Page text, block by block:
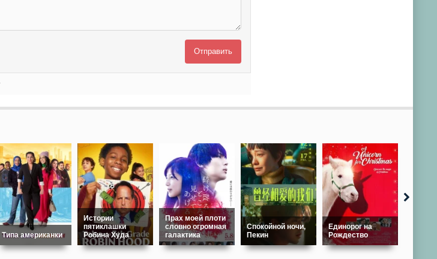
Отправить
Типа американки
Истории
пятиклашки
Робина Худа
Прах моей плоти
словно огромная
галактика
Спокойной ночи,
Пекин
Единорог на
Рождество